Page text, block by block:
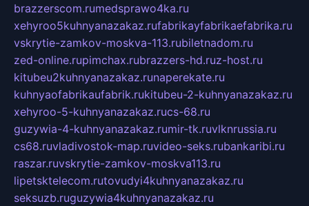
brazzerscom.rumedsprawo4ka.ru
xehyroo5kuhnyanazakaz.rufabrikayfabrikaefabrika.ru
vskrytie-zamkov-moskva-113.rubiletnadom.ru
zed-online.rupimchax.rubrazzers-hd.ruz-host.ru
kitubeu2kuhnyanazakaz.runaperekate.ru
kuhnyaofabrikaufabrik.rukitubeu-2-kuhnyanazakaz.ru
xehyroo-5-kuhnyanazakaz.rucs-68.ru
guzywia-4-kuhnyanazakaz.rumir-tk.ruvlknrussia.ru
cs68.ruvladivostok-map.ruvideo-seks.rubankaribi.ru
raszar.ruvskrytie-zamkov-moskva113.ru
lipetsktelecom.rutovudyi4kuhnyanazakaz.ru
seksuzb.ruguzywia4kuhnyanazakaz.ru